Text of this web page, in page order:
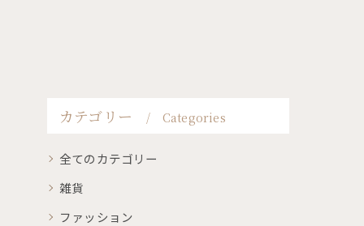
カテゴリー Categories
全てのカテゴリー
雑貨
ファッション